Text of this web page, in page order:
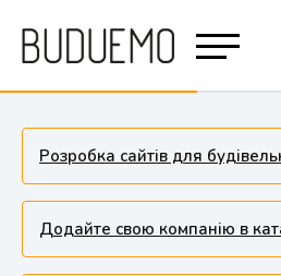
Розробка сайтів для
Додайте свою компанію в